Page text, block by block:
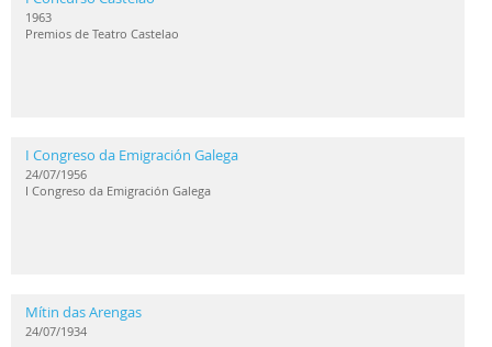
1963
Premios de Teatro Castelao
I Congreso da Emigración Galega
24/07/1956
I Congreso da Emigración Galega
Mítin das Arengas
24/07/1934